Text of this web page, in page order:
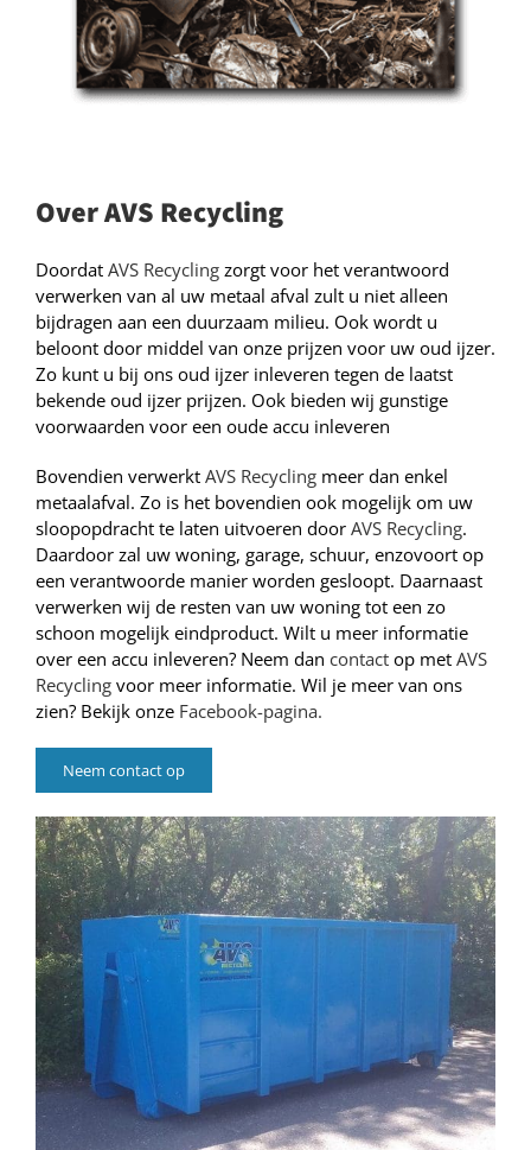
Over AVS Recycling
Doordat AVS Recycling zorgt voor het verantwoord
verwerken van al uw metaal afval zult u niet alleen
bijdragen aan een duurzaam milieu. Ook wordt u
beloont door middel van onze prijzen voor uw oud ijzer.
Zo kunt u bij ons oud ijzer inleveren tegen de laatst
bekende oud ijzer prijzen. Ook bieden wij gunstige
voorwaarden voor een oude accu inleveren
Bovendien verwerkt AVS Recycling meer dan enkel
metaalafval. Zo is het bovendien ook mogelijk om uw
sloopopdracht te laten uitvoeren door AVS Recycling.
Daardoor zal uw woning, garage, schuur, enzovoort op
een verantwoorde manier worden gesloopt. Daarnaast
verwerken wij de resten van uw woning tot een zo
schoon mogelijk eindproduct. Wilt u meer informatie
over een accu inleveren? Neem dan contact op met AVS
Recycling voor meer informatie. Wil je meer van ons
zien? Bekijk onze Facebook-pagina.
Neem contact op